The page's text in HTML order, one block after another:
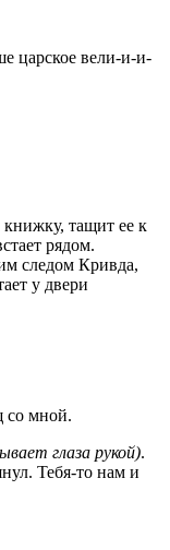
царское вели-и-и-
тащит ее к
рядом.
следом Кривда,
у двери
мной.
глаза рукой).
Тебя-то нам и